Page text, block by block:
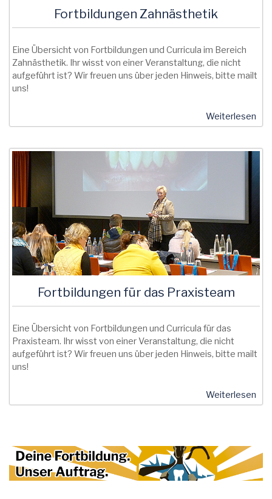
Fortbildungen Zahnästhetik
Eine Übersicht von Fortbildungen und Curricula im Bereich
Zahnästhetik. Ihr wisst von einer Veranstaltung, die nicht
aufgeführt ist? Wir freuen uns über jeden Hinweis, bitte mailt
uns!
Weiterlesen
Fortbildungen für das Praxisteam
Eine Übersicht von Fortbildungen und Curricula für das
Praxisteam. Ihr wisst von einer Veranstaltung, die nicht
aufgeführt ist? Wir freuen uns über jeden Hinweis, bitte mailt
uns!
Weiterlesen